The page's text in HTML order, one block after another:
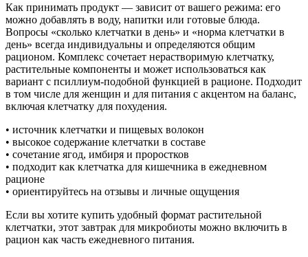
Как принимать продукт — зависит от вашего режима: его
можно добавлять в воду, напитки или готовые блюда.
Вопросы «сколько клетчатки в день» и «норма клетчатки в
день» всегда индивидуальны и определяются общим
рационом. Комплекс сочетает нерастворимую клетчатку,
растительные компоненты и может использоваться как
вариант с псиллиум-подобной функцией в рационе. Подходит
в том числе для женщин и для питания с акцентом на баланс,
включая клетчатку для похудения.
• источник клетчатки и пищевых волокон
• высокое содержание клетчатки в составе
• сочетание ягод, имбиря и проростков
• подходит как клетчатка для кишечника в ежедневном
рационе
• ориентируйтесь на отзывы и личные ощущения
Если вы хотите купить удобный формат растительной
клетчатки, этот завтрак для микробиоты можно включить в
рацион как часть ежедневного питания.